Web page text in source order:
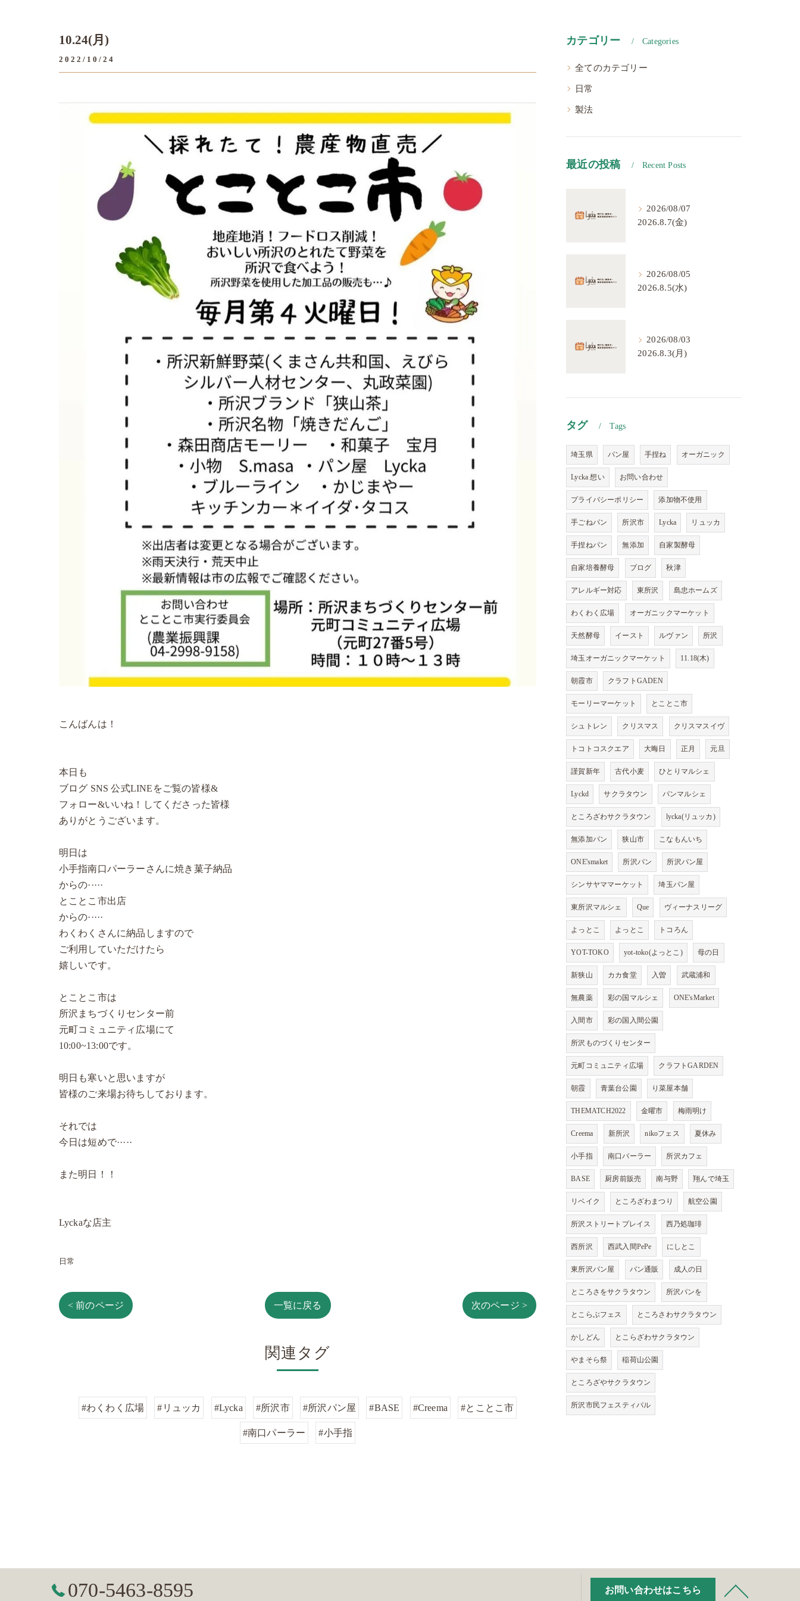
10.24(月)
2022/10/24
こんばんは！
本日も
ブログ SNS 公式LINEをご覧の皆様&
フォロー&いいね！してくださった皆様
ありがとうございます。
明日は
小手指南口パーラーさんに焼き菓子納品
からの·····
とことこ市出店
からの·····
わくわくさんに納品しますので
ご利用していただけたら
嬉しいです。
とことこ市は
所沢まちづくりセンター前
元町コミュニティ広場にて
10:00~13:00です。
明日も寒いと思いますが
皆様のご来場お待ちしております。
それでは
今日は短めで·····
また明日！！
Lyckaな店主
日常
< 前のページ 一覧に戻る 次のページ >
関連タグ
#わくわく広場 #リュッカ #Lycka #所沢市 #所沢パン屋 #BASE #Creema #とことこ市
#南口パーラー #小手指
カテゴリー Categories
全てのカテゴリー
日常
製法
最近の投稿 Recent Posts
2026/08/07
2026.8.7(金)
2026/08/05
2026.8.5(水)
2026/08/03
2026.8.3(月)
タグ Tags
埼玉県 パン屋 手捏ね オーガニック
Lycka 想い お問い合わせ
プライバシーポリシー 添加物不使用
手ごねパン 所沢市 Lycka リュッカ
手捏ねパン 無添加 自家製酵母
自家培養酵母 ブログ 秋津
アレルギー対応 東所沢 島忠ホームズ
わくわく広場 オーガニックマーケット
天然酵母 イースト ルヴァン 所沢
埼玉オーガニックマーケット 11.18(木)
朝霞市 クラフトGADEN
モーリーマーケット とことこ市
シュトレン クリスマス クリスマスイヴ
トコトコスクエア 大晦日 正月 元旦
謹賀新年 古代小麦 ひとりマルシェ
Lyckd サクラタウン パンマルシェ
ところざわサクラタウン lycka(リュッカ)
無添加パン 狭山市 こなもんいち
ONE'smaket 所沢パン 所沢パン屋
シンサヤママーケット 埼玉パン屋
東所沢マルシェ Que ヴィーナスリーグ
よっとこ よっとこ トコろん
YOT-TOKO yot-toko(よっとこ) 母の日
新狭山 カカ食堂 入曽 武蔵浦和
無農薬 彩の国マルシェ ONE'sMarket
入間市 彩の国入間公園
所沢ものづくりセンター
元町コミュニティ広場 クラフトGARDEN
朝霞 青葉台公園 り菜屋本舗
THEMATCH2022 金曜市 梅雨明け
Creema 新所沢 nikoフェス 夏休み
小手指 南口パーラー 所沢カフェ
BASE 厨房前販売 南与野 翔んで埼玉
リベイク ところざわまつり 航空公園
所沢ストリートプレイス 西乃処珈琲
西所沢 西武入間PePe にしとこ
東所沢パン屋 パン通販 成人の日
ところさをサクラタウン 所沢パンを
とこらぶフェス ところさわサクラタウン
かしどん とこらざわサクラタウン
やまそら祭 稲荷山公園
ところざやサクラタウン
所沢市民フェスティバル
070-5463-8595 お問い合わせはこちら